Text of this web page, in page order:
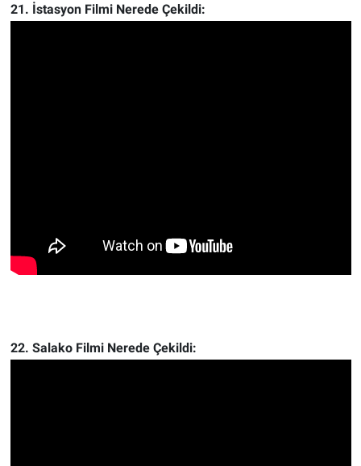
21. İstasyon Filmi Nerede Çekildi:
22. Salako Filmi Nerede Çekildi: